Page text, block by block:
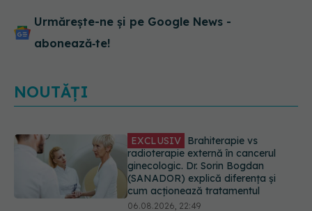
Urmărește-ne și pe Google News -
abonează‑te!
NOUTĂȚI
EXCLUSIV De ce unele paciente
cu cancer de col uterin nu mai ajung
la operație. Dr. Sorin Bogdan
(SANADOR): Intervenția
chirurgicală, doar în situații
particulare